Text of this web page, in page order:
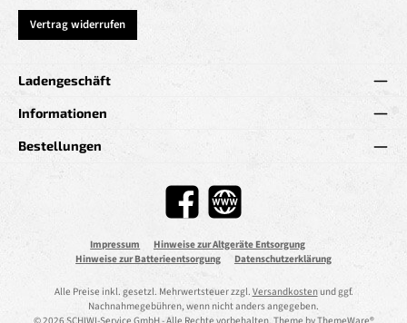
Vertrag widerrufen
Ladengeschäft
Informationen
Bestellungen
Facebook Website
Impressum
Hinweise zur Altgeräte Entsorgung
Hinweise zur Batterieentsorgung
Datenschutzerklärung
Alle Preise inkl. gesetzl. Mehrwertsteuer zzgl. Versandkostenund ggf.
Nachnahmegebühren, wenn nicht anders angegeben.